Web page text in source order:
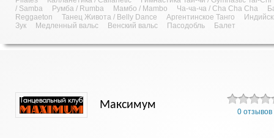
/ Samba
Румба / Rumba Мамбо / Mambo Ча-ча-ча / Cha Cha Cha
Reggaeton
Танец Живота / Belly Dance Аргентинское Танго
Зук
Медленный вальс Венский вальс Пасодобль Балет
Максимум
0 отзывов